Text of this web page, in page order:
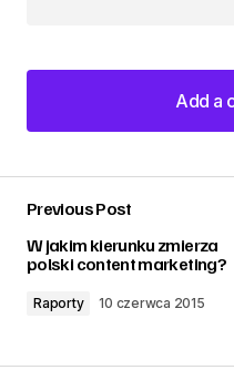
Add a
Add a
Previous Post
W jakim kierunku zmierza
polski content marketing?
Raporty 10 czerwca 2015